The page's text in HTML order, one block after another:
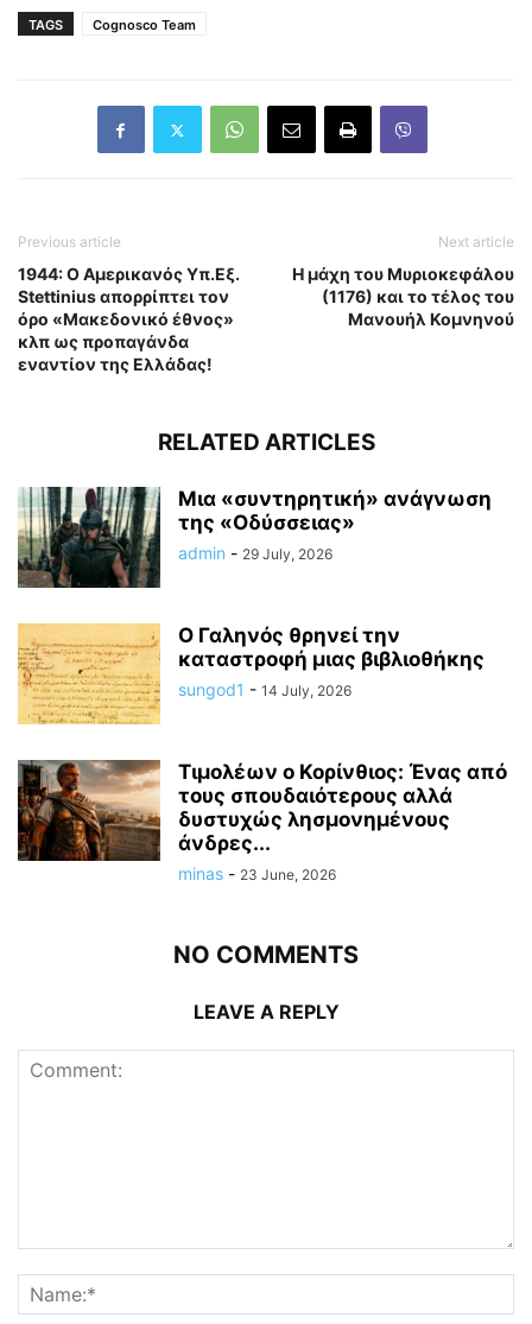
TAGS Cognosco Team
Previous article
1944: Ο Αμερικανός Υπ.Εξ.
Stettinius απορρίπτει τον
όρο «Μακεδονικό έθνος»
κλπ ως προπαγάνδα
εναντίον της Ελλάδας!
Next article
Η μάχη του Μυριοκεφάλου
(1176) και το τέλος του
Μανουήλ Κομνηνού
RELATED ARTICLES
Μια «συντηρητική» ανάγνωση
της «Οδύσσειας»
admin - 29 July, 2026
Ο Γαληνός θρηνεί την
καταστροφή μιας βιβλιοθήκης
sungod1 - 14 July, 2026
Τιμολέων ο Κορίνθιος: Ένας από
τους σπουδαιότερους αλλά
δυστυχώς λησμονημένους
άνδρες...
minas - 23 June, 2026
NO COMMENTS
LEAVE A REPLY